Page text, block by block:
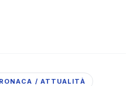
/ ATTUALITÀ